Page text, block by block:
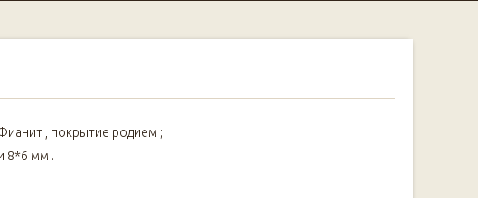
, покрытие родием ;
8*6 мм .